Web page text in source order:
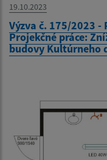
19.10.2023
Výzva č. 175/2023
Projekčné práce:
budovy Kultúrneho